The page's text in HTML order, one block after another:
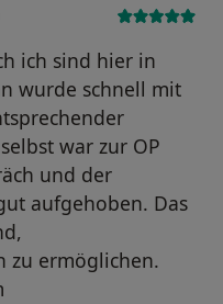
ich sind hier in
wurde schnell mit
war zur OP
und der
aufgehoben. Das
zu ermöglichen.